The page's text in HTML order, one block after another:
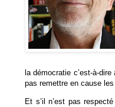
la démocratie c’est-à-
pas remettre en cause
Et s’il n’est pas